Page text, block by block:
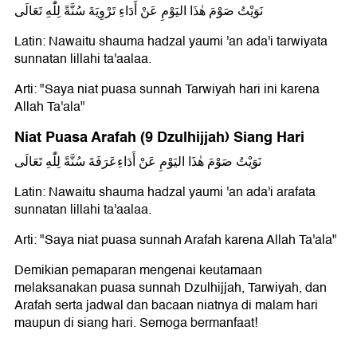
نَوَيْتُ صَوْمَ هٰذَا اليَوْمِ عَنْ أَدَاءِ تَرْوِيَةَ سُنَّةً لِلّٰهِ تَعَالَى
Latin: Nawaitu shauma hadzal yaumi 'an ada'i tarwiyata
sunnatan lillahi ta'aalaa.
Arti: "Saya niat puasa sunnah Tarwiyah hari ini karena
Allah Ta'ala"
Niat Puasa Arafah (9 Dzulhijjah) Siang Hari
نَوَيْتُ صَوْمَ هٰذَا اليَوْمِ عَنْ أَدَاءِعَرَفَةَ سُنَّةً لِلّٰهِ تَعَالَى
Latin: Nawaitu shauma hadzal yaumi 'an ada'i arafata
sunnatan lillahi ta'aalaa.
Arti: "Saya niat puasa sunnah Arafah karena Allah Ta'ala"
Demikian pemaparan mengenai keutamaan
melaksanakan puasa sunnah Dzulhijjah, Tarwiyah, dan
Arafah serta jadwal dan bacaan niatnya di malam hari
maupun di siang hari. Semoga bermanfaat!